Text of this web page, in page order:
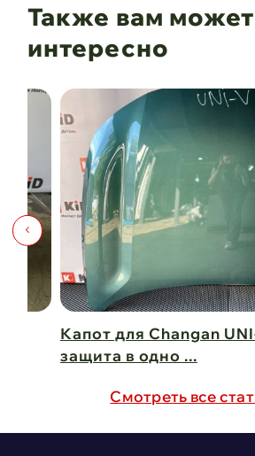
Также вам
интересно
Капот для Changan UNI-V
защита в одно ...
Cмотреть все